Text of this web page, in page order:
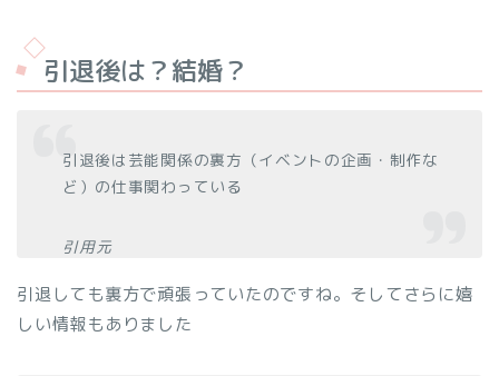
引退後は？結婚？
引退後は芸能関係の裏方（イベントの企画・制作な
ど）の仕事関わっている
引用元
引退しても裏方で頑張っていたのですね。そしてさらに嬉
しい情報もありました